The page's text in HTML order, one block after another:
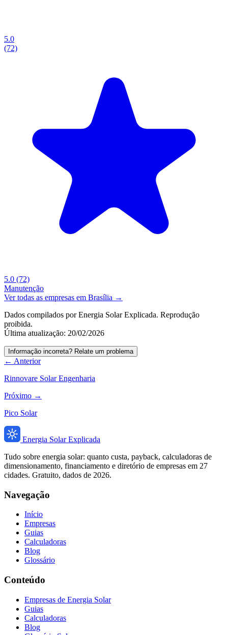
5.0
(72)
5.0 (72)
Manutenção
Ver todas as empresas em Brasília →
Dados compilados por Energia Solar Explicada. Reprodução
proibida.
Última atualização: 20/02/2026
Informação incorreta? Relate um problema
← Anterior
Rinnovare Solar Engenharia
Próximo →
Pico Solar
Energia Solar Explicada
Tudo sobre energia solar: quanto custa, payback, calculadoras de
dimensionamento, financiamento e diretório de empresas em 27
cidades. Gratuito, dados de 2026.
Navegação
Início
Empresas
Guias
Calculadoras
Blog
Glossário
Conteúdo
Empresas de Energia Solar
Guias
Calculadoras
Blog